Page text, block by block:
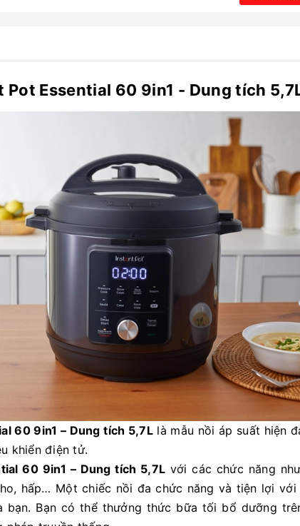
Essential 60 9in1 - Dung tích
60 9in1 – Dung tích 5,7Llà mẫu nồi áp suất hiện
khiển điện tử.
60 9in1 – Dung tích 5,7L với các chức năng
hấp… Một chiếc nồi đa chức năng và tiện lợi
Bạn có thể thưởng thức bữa tối bổ dưỡng